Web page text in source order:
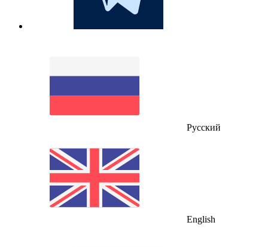
Русский
English